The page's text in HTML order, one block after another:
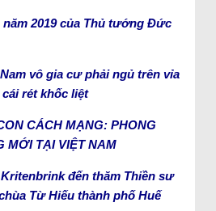
năm 2019 của Thủ tướng Đức
vô gia cư phải ngủ trên vỉa
rét khốc liệt
CÁCH MẠNG: PHONG
MỚI TẠI VIỆT NAM
đến thăm Thiền sư
Từ Hiếu thành phố Huế